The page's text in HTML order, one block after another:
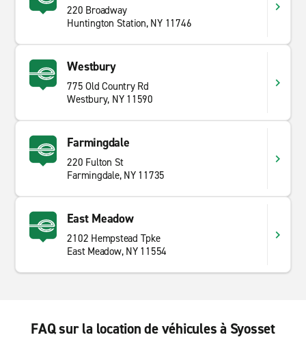
220 Broadway
Huntington Station, NY 11746
Westbury
775 Old Country Rd
Westbury, NY 11590
Farmingdale
220 Fulton St
Farmingdale, NY 11735
East Meadow
2102 Hempstead Tpke
East Meadow, NY 11554
FAQ sur la location de véhicules à Syosset